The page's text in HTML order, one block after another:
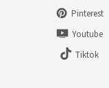
Pinterest
Youtube
Tiktok